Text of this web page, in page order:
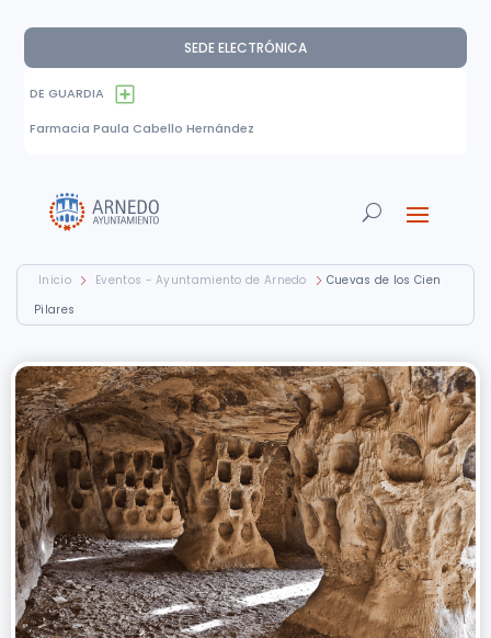
SEDE ELECTRÓNICA
DE GUARDIA
Farmacia Paula Cabello Hernández
Inicio Eventos - Ayuntamiento de Arnedo
Cuevas de los Cien
Pilares